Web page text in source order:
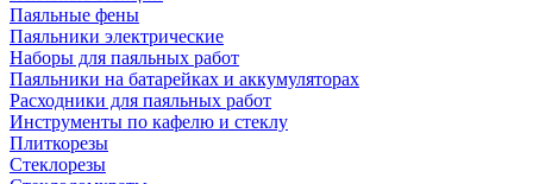
Паяльные фены
Паяльники электрические
Наборы для паяльных работ
Паяльники на батарейках и аккумуляторах
Расходники для паяльных работ
Инструменты по кафелю и стеклу
Плиткорезы
Стеклорезы